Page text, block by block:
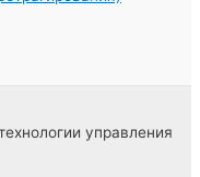
управления